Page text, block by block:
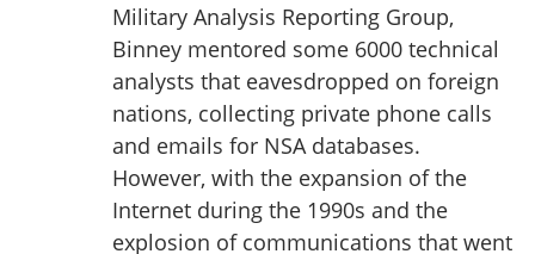
Military Analysis Reporting Group,
Binney mentored some 6000 technical
analysts that eavesdropped on foreign
nations, collecting private phone calls
and emails for NSA databases.
However, with the expansion of the
Internet during the 1990s and the
explosion of communications that went